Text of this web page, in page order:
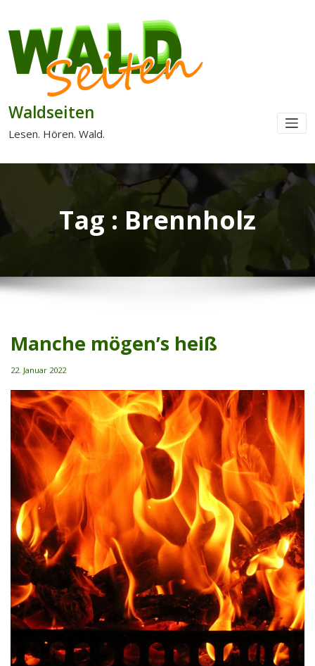
Waldseiten
Lesen. Hören. Wald.
Tag : Brennholz
Manche mögen’s heiß
22. Januar 2022